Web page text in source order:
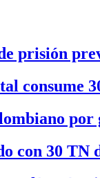
prisión
consume
por
con 30 TN